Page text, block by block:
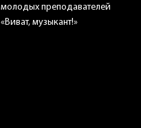
молодых преподавателей
«Виват, музыкант!»